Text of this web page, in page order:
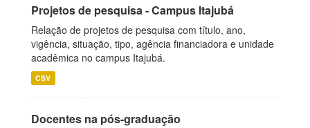
Projetos de pesquisa - Campus Itajubá
Relação de projetos de pesquisa com título, ano,
vigência, situação, tipo, agência financiadora e unidade
acadêmica no campus Itajubá.
CSV
Docentes na pós-graduação